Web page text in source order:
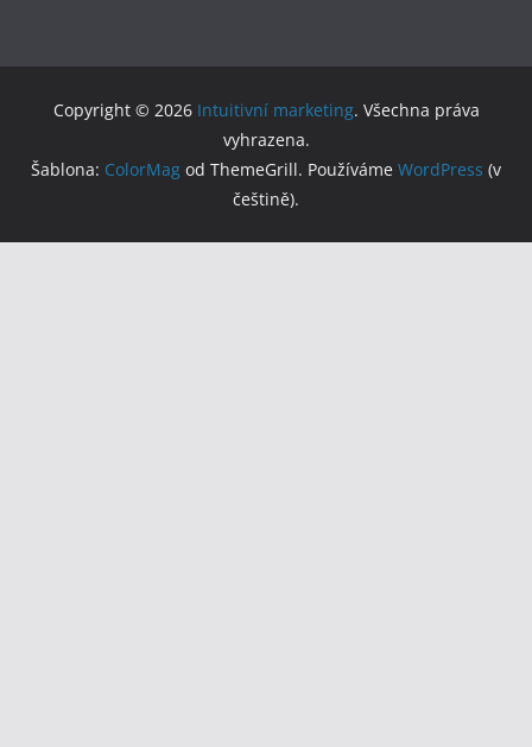
Copyright © 2026 Intuitivní marketing. Všechna práva
vyhrazena.
Šablona: ColorMag od ThemeGrill. Používáme WordPress (v
češtině).